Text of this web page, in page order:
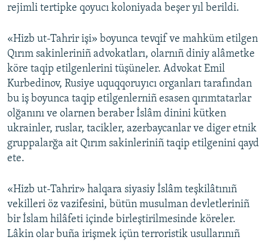
rejimli tertipke qoyucı koloniyada beşer yıl berildi.
«Hizb ut-Tahrir işi» boyunca tevqif ve mahküm etilgen
Qırım sakinleriniñ advokatları, olarnıñ diniy alâmetke
köre taqip etilgenlerini tüşüneler. Advokat Emil
Kurbedinov, Rusiye uquqqoruyıcı organları tarafından
bu iş boyunca taqip etilgenlerniñ esasen qırımtatarlar
olğanını ve olarnen beraber İslâm dinini kütken
ukrainler, ruslar, tacikler, azerbaycanlar ve diger etnik
gruppalarğa ait Qırım sakinleriniñ taqip etilgenini qayd
ete.
«Hizb ut-Tahrir» halqara siyasiy İslâm teşkilâtınıñ
vekilleri öz vazifesini, bütün musulman devletleriniñ
bir İslam hilâfeti içinde birleştirilmesinde köreler.
Lâkin olar buña irişmek içün terroristik usullarınıñ